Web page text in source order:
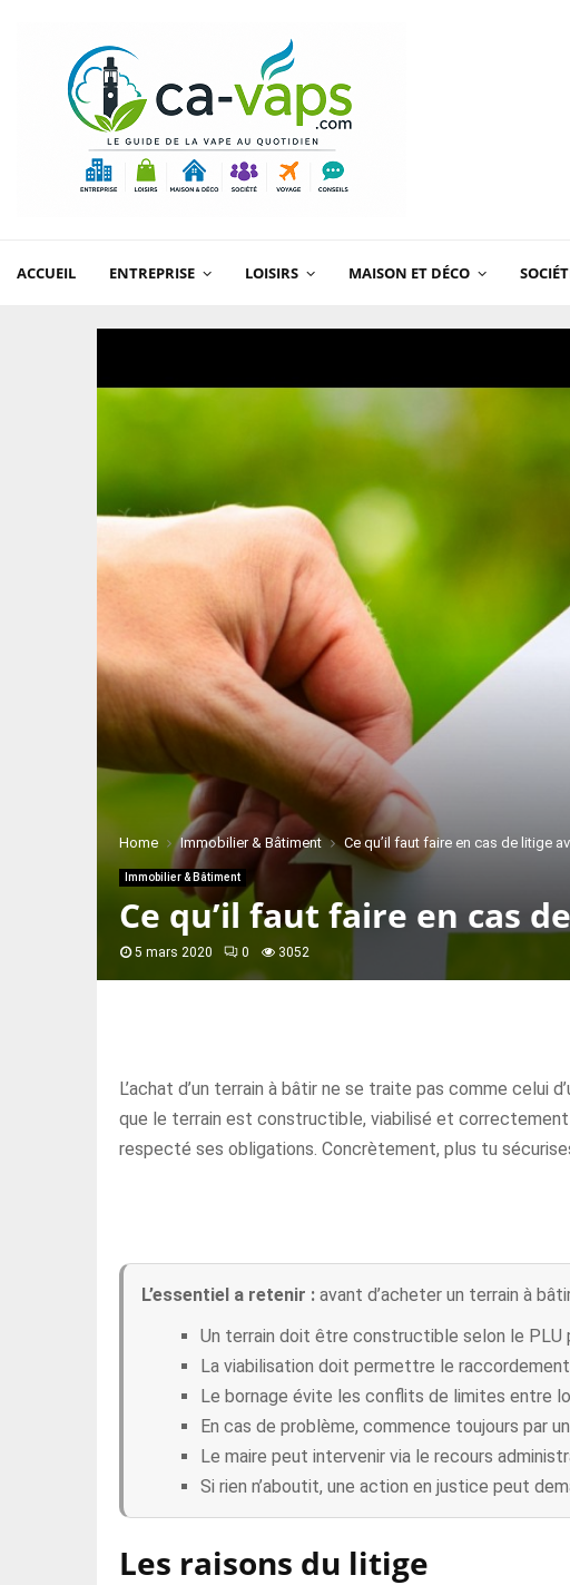
ACCUEIL ENTREPRISE LOISIRS MAISON ET DÉCO
Home Immobilier & Bâtiment Ce qu’il faut faire en cas de litige
Immobilier & Bâtiment
Ce qu’il faut faire en cas
5 mars 2020 0 3052
L’achat d’un terrain à bâtir ne se traite pas comme celui
que le terrain est constructible, viabilisé et correctement
respecté ses obligations. Concrètement, plus tu
L’essentiel a retenir : avant d’acheter un terrain à
Un terrain doit être constructible selon le PLU
La viabilisation doit permettre le
Le bornage évite les conflits de limites entre
En cas de problème, commence toujours par
Le maire peut intervenir via le recours
Si rien n’aboutit, une action en justice peut
Les raisons du litige